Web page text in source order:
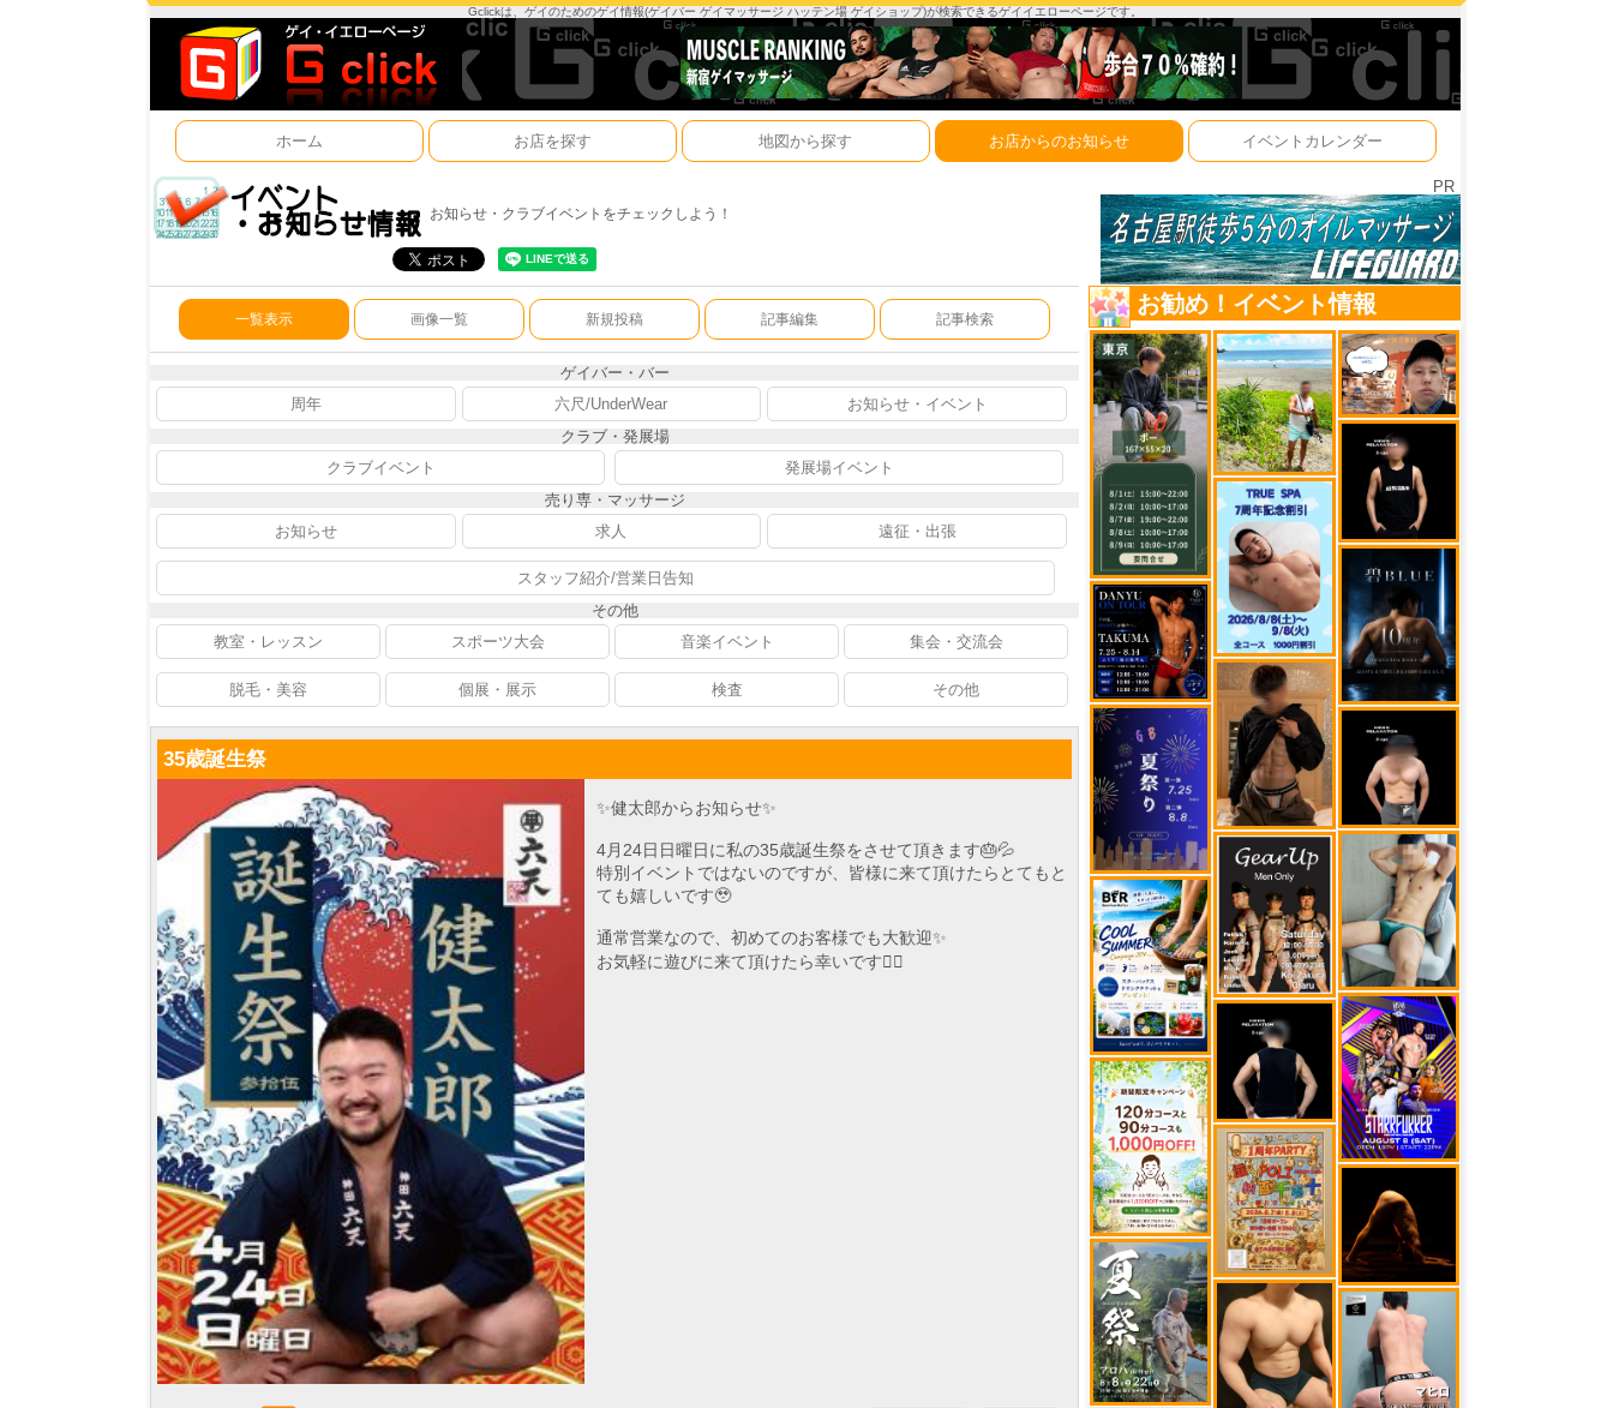
Gclickは、ゲイのためのゲイ情報(ゲイバー ゲイマッサージ ハッテン場 ゲイショップ)が検索できるゲイイエローページです。
ホーム お店を探す 地図から探す お店からのお知らせ イベントカレンダー
お知らせ・クラブイベントをチェックしよう！
PR
一覧表示 画像一覧 新規投稿 記事編集 記事検索
ゲイバー・バー
周年
六尺/UnderWear
お知らせ・イベント
クラブ・発展場
クラブイベント
発展場イベント
売り専・マッサージ
お知らせ
求人 遠征・出張
スタッフ紹介/営業日告知
その他
教室・レッスン
スポーツ大会 音楽イベント 集会・交流会
脱毛・美容 個展・展示 検査 その他
35歳誕生祭
✨健太郎からお知らせ✨
4月24日日曜日に私の35歳誕生祭をさせて頂きます🎂💦
特別イベントではないのですが、皆様に来て頂けたらとてもと
ても嬉しいです🥹
通常営業なので、初めてのお客様でも大歓迎✨
お気軽に遊びに来て頂けたら幸いです🙇‍♂️
お勧め！イベント情報